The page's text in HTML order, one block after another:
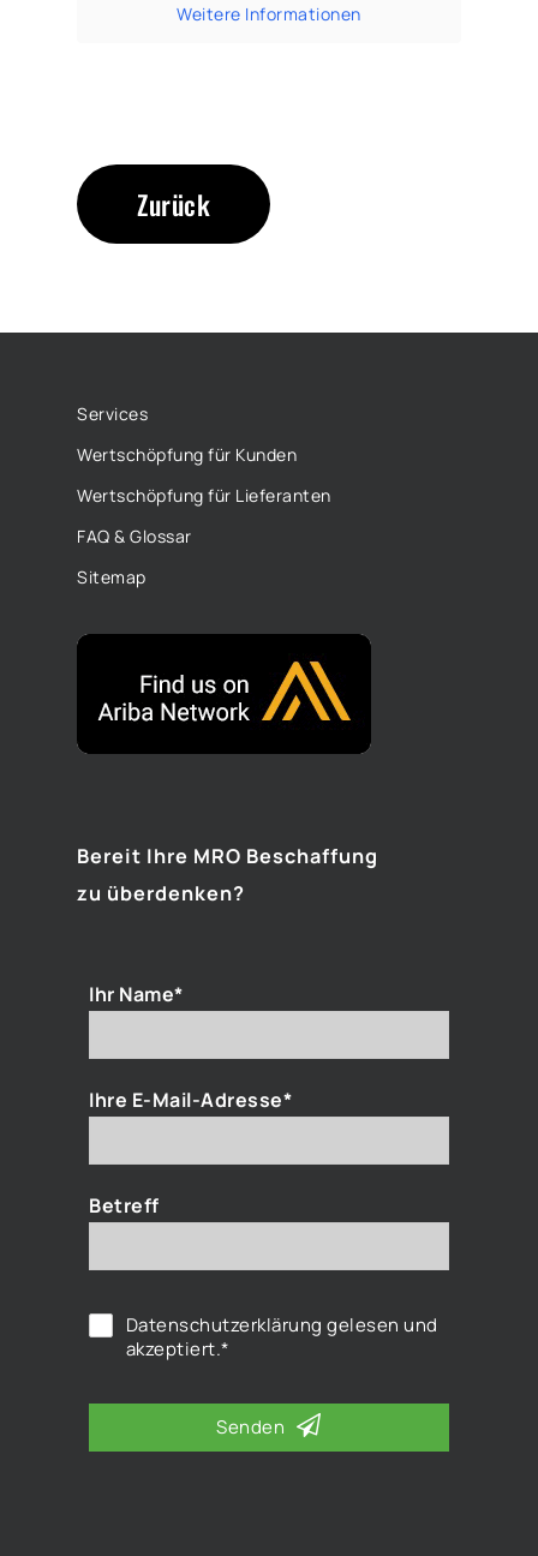
Weitere Informationen
Zurück
Services
Wertschöpfung für Kunden
Wertschöpfung für Lieferanten
FAQ & Glossar
Sitemap
Bereit Ihre MRO Beschaffung
zu überdenken?
Ihr Name*
Ihre E-Mail-Adresse*
Betreff
Datenschutzerklärung gelesen und
akzeptiert.*
Senden